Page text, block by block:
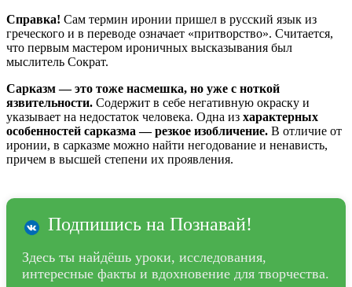
Справка! Сам термин иронии пришел в русский язык из
греческого и в переводе означает «притворство». Считается,
что первым мастером ироничных высказывания был
мыслитель Сократ.
Сарказм — это тоже насмешка, но уже с ноткой
язвительности. Содержит в себе негативную окраску и
указывает на недостаток человека. Одна из характерных
особенностей сарказма — резкое изобличение. В отличие от
иронии, в сарказме можно найти негодование и ненависть,
причем в высшей степени их проявления.
Подпишись на Познавай!
Здесь ты найдёшь уроки, исследования,
интересные факты и вдохновение для творчества.